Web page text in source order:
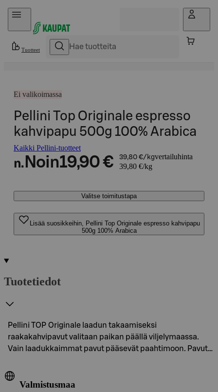
Hyppää sisältöön
Tuotteet
Ei valikoimassa
Pellini Top Originale espresso
kahvipapu 500g 100% Arabica
Kaikki Pellini-tuotteet
n. Noin19,90 € 39,80 €/kgvertailuhinta
39,80 €/kg
Valitse toimitustapa
Lisää suosikkeihin, Pellini Top Originale espresso kahvipapu
500g 100% Arabica
Tuotetiedot
Pellini TOP Originale laadun takaamiseksi
raakakahvipavut valitaan paikan päällä viljelymaassa.
Vain laadukkaimmat pavut pääsevät paahtimoon. Pavut…
Valmistusmaa